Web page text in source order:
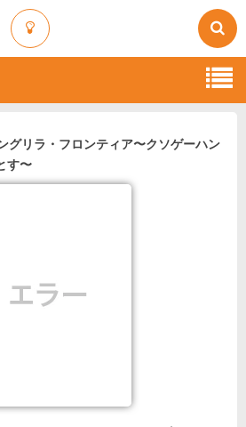
グリラ・フロンティア〜クソゲーハン
す〜